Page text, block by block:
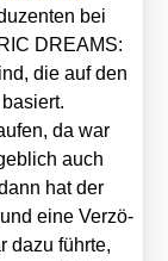
bei
DREAMS:
die auf den
da war
auch
hat der
eine Ver­zö­
dazu führ­te,